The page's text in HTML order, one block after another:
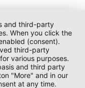
and third-party
When you click the
(consent).
third-party
various purposes.
and third party
"More" and in our
at any time.